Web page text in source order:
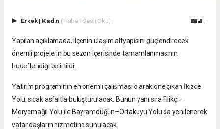
Erkek| Kadın (Haberi Sesli Oku)
Yapılan açıklamada, ilçenin ulaşım altyapısını güçlendirecek
önemli projelerin bu sezon içerisinde tamamlanmasının
hedeflendiği belirtildi.
Yatırım programının en önemli çalışması olarak öne çıkan İkizce
Yolu, sıcak asfaltla buluşturulacak. Bunun yanı sıra Filikçi–
Meryemağıl Yolu ile Bayramdüğün–Ortakuyu Yolu da yenilenerek
vatandaşların hizmetine sunulacak.